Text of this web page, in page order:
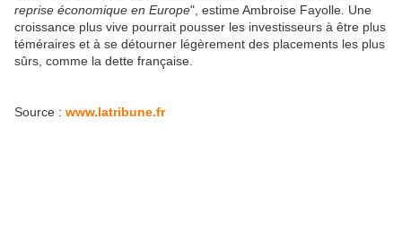
reprise économique en Europe", estime Ambroise Fayolle. Une
croissance plus vive pourrait pousser les investisseurs à être plus
téméraires et à se détourner légèrement des placements les plus
sûrs, comme la dette française.
Source : www.latribune.fr